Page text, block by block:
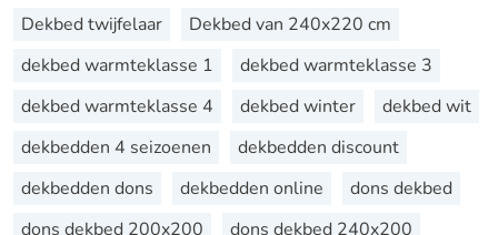
Dekbed twijfelaar
Dekbed van 240x220 cm
dekbed warmteklasse 1
dekbed warmteklasse 3
dekbed warmteklasse 4
dekbed winter
dekbed wit
dekbedden 4 seizoenen
dekbedden discount
dekbedden dons
dekbedden online
dons dekbed
dons dekbed 200x200
dons dekbed 240x200